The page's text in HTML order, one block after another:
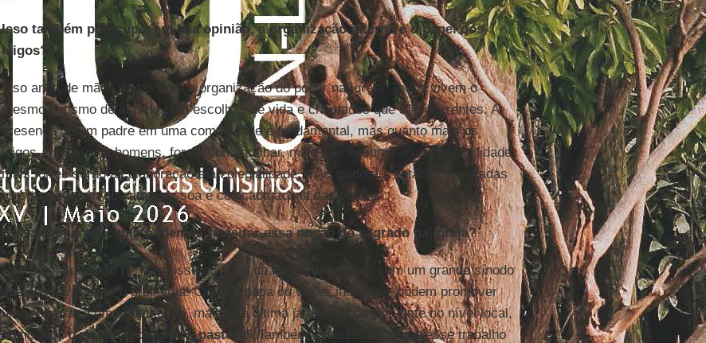
Isso também preocupa, em sua opinião, a organização interna e o papel dos
leigos?
Isso anda de mãos dadas com a organização do poder na Igreja. Todos vivem o
mesmo batismo de acordo com escolhas de vida e chamados que são diferentes. A
presença de um padre em uma comunidade é fundamental, mas quanto mais os
leigos, mulheres e homens, forem compartilhar, mais irão assumir a responsabilidade,
mais fortes serão a colaboração e a colegialidade, mais poderão, então, ser evitadas
as situações em que uma pessoa é colocada acima das outras.
Concretamente, como podemos revisitar essa noção do sagrado na Igreja?
Não é uma questão de fazer isso ao nível daIgreja universal
, com um grande sínodo
que possa resolver o problema! Claro, o papa ou vozes influentes podem promover
uma reflexão e uma orientação, mas esta última já deve estar presente no nível local,
como todotrabalho teológicoepastoral. Também é fundamental que esse trabalho